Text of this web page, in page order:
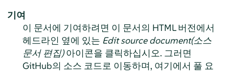
기여
이 문서에 기여하려면 이 문서의 HTML 버전에서
헤드라인 옆에 있는 Edit source document(소스
문서 편집)아이콘을 클릭하십시오. 그러면
GitHub의 소스 코드로 이동하며, 여기에서 풀 요